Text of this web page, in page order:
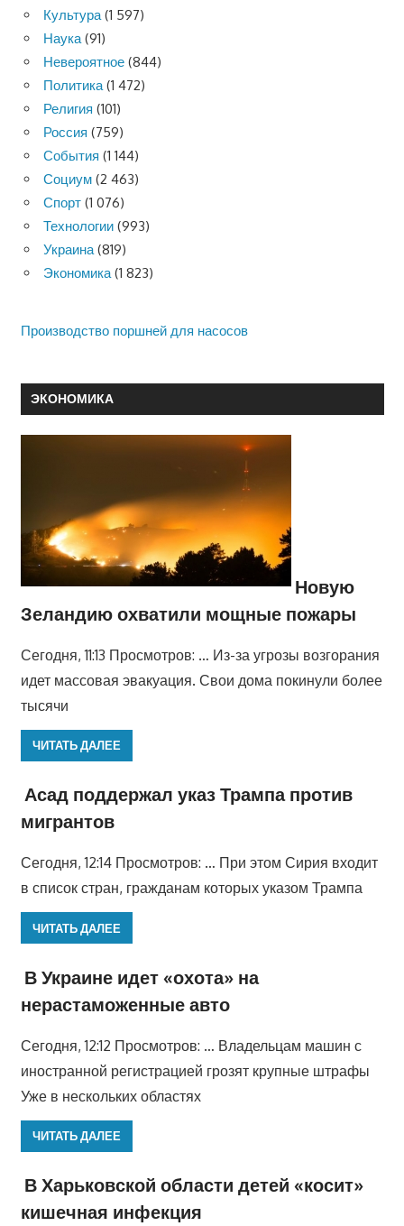
Культура(1 597)
Наука(91)
Невероятное (844)
Политика(1 472)
Религия (101)
Россия (759)
События (1 144)
Социум (2 463)
Спорт (1 076)
Технологии (993)
Украина(819)
Экономика(1 823)
Производство поршней для насосов
ЭКОНОМИКА
Новую
Зеландию охватили мощные пожары
Сегодня, 11:13 Просмотров: … Из-за угрозы возгорания
идет массовая эвакуация. Свои дома покинули более
тысячи
ЧИТАТЬ ДАЛЕЕ
Асад поддержал указ Трампа против
мигрантов
Сегодня, 12:14 Просмотров: … При этом Сирия входит
в список стран, гражданам которых указом Трампа
ЧИТАТЬ ДАЛЕЕ
В Украине идет «охота» на
нерастаможенные авто
Сегодня, 12:12 Просмотров: … Владельцам машин с
иностранной регистрацией грозят крупные штрафы
Уже в нескольких областях
ЧИТАТЬ ДАЛЕЕ
В Харьковской области детей «косит»
кишечная инфекция